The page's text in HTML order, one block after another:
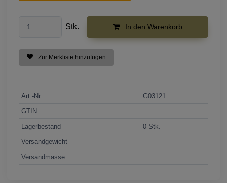
Stk. In den Warenkorb
Zur Merkliste hinzufügen
Art.-Nr.
G03121
GTIN
Lagerbestand
0 Stk.
Versandgewicht
Versandmasse